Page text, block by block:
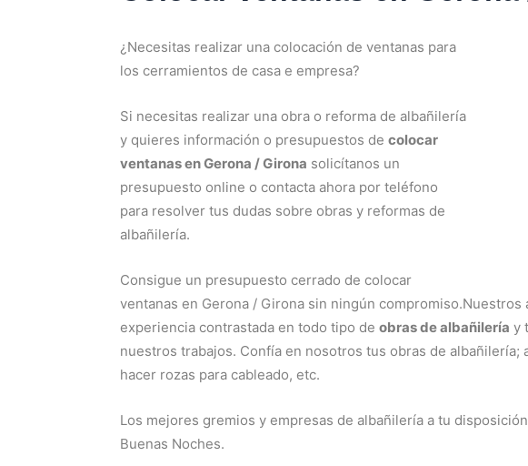
¿Necesitas realizar una colocación de ventanas para
los cerramientos de casa e empresa?
Si necesitas realizar una obra o reforma de albañilería
y quieres información o presupuestos de colocar
ventanas en Gerona / Girona solicítanos un
presupuesto online o contacta ahora por teléfono
para resolver tus dudas sobre obras y reformas de
albañilería.
Consigue un presupuesto cerrado de colocar
ventanas en Gerona / Girona sin ningún
experiencia contrastada en todo tipo de obras de albañilería y
nuestros trabajos. Confía en nosotros tus obras de
hacer rozas para cableado, etc.
Los mejores gremios y empresas de albañilería a tu
Buenas Noches.